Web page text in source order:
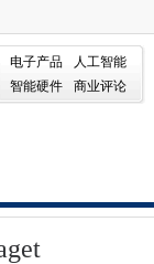
电子产品
人工智能
智能硬件
商业评论